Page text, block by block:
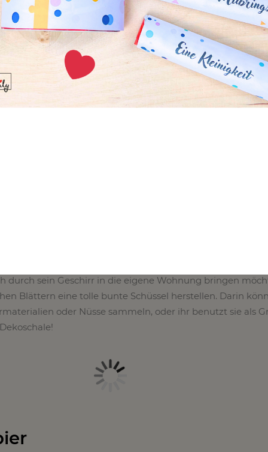
Spitzendecke
ausgefalleneren Schüsseln sucht, könnte dieses DIY das
die Spitzendecke selber häkeln oder im Handel kaufen,
durch sein Geschirr in die eigene Wohnung bringen
Blättern eine tolle bunte Schüssel herstellen. Darin
oder Nüsse sammeln, oder ihr benutzt sie als